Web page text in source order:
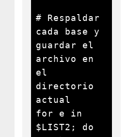
# Respaldar
cada base y
guardar el
archivo en
el
directorio
actual
for e in
$LIST2; do